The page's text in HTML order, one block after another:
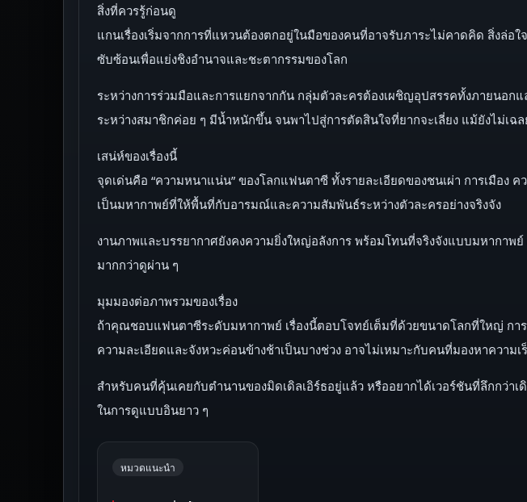
สิ่งที่ควรรู้ก่อนดู
แกนเรื่องเริ่มจากการที่แหวนต้องตกอยู่ในมือของคนที่อาจรับภาระไม่คาดคิด สิ่งล่
ซับซ้อนเพื่อแย่งชิงอำนาจและชะตากรรมของโลก
ระหว่างการร่วมมือและการแยกจากกัน กลุ่มตัวละครต้องเผชิญอุปสรรคทั้งภายนอ
ระหว่างสมาชิกค่อย ๆ มีน้ำหนักขึ้น จนพาไปสู่การตัดสินใจที่ยากจะเลี่ยง แม้ยังไม่เ
เสน่ห์ของเรื่องนี้
จุดเด่นคือ “ความหนาแน่น” ของโลกแฟนตาซี ทั้งรายละเอียดของชนเผ่า การเมือง
เป็นมหากาพย์ที่ให้พื้นที่กับอารมณ์และความสัมพันธ์ระหว่างตัวละครอย่างจริงจัง
งานภาพและบรรยากาศยังคงความยิ่งใหญ่อลังการ พร้อมโทนที่จริงจังแบบมหากาพ
มากกว่าดูผ่าน ๆ
มุมมองต่อภาพรวมของเรื่อง
ถ้าคุณชอบแฟนตาซีระดับมหากาพย์ เรื่องนี้ตอบโจทย์เต็มที่ด้วยขนาดโลกที่ใหญ่ กา
ความละเอียดและจังหวะค่อนข้างช้าเป็นบางช่วง อาจไม่เหมาะกับคนที่มองหาความ
สำหรับคนที่คุ้นเคยกับตำนานของมิดเดิลเอิร์ธอยู่แล้ว หรืออยากได้เวอร์ชันที่ลึกกว่
ในการดูแบบอินยาว ๆ
หมวดแนะนำ